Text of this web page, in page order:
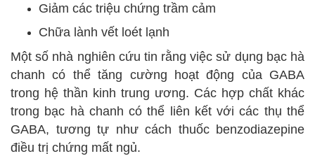
Giảm các triệu chứng trầm cảm
Chữa lành vết loét lạnh
Một số nhà nghiên cứu tin rằng việc sử dụng bạc hà
chanh có thể tăng cường hoạt động của GABA
trong hệ thần kinh trung ương. Các hợp chất khác
trong bạc hà chanh có thể liên kết với các thụ thể
GABA, tương tự như cách thuốc benzodiazepine
điều trị chứng mất ngủ.